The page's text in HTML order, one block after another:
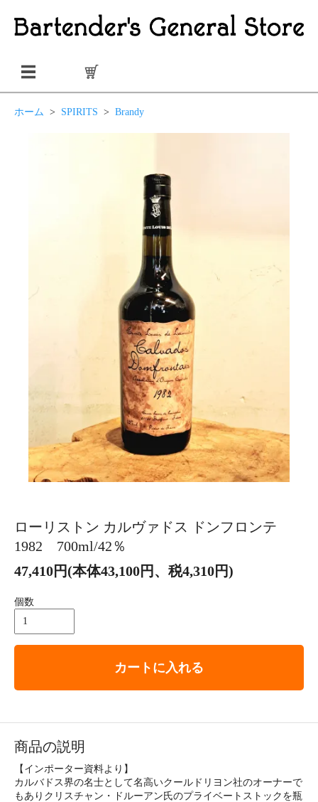
ホーム > SPIRITS > Brandy
ローリストン カルヴァドス ドンフロンテ
1982 700ml/42％
47,410円(本体43,100円、税4,310円)
個数
カートに入れる
商品の説明
【インポーター資料より】
カルバドス界の名士として名高いクールドリヨン社のオーナーで
もありクリスチャン・ドルーアン氏のプライベートストックを瓶